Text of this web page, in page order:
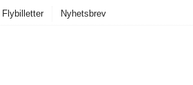
Flybilletter Nyhetsbrev